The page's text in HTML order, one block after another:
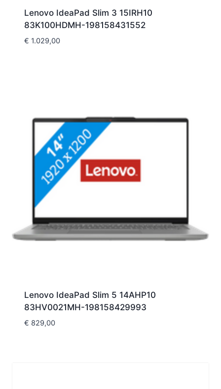
Lenovo IdeaPad Slim 3 15IRH10
83K100HDMH-198158431552
€ 1.029,00
Lenovo IdeaPad Slim 5 14AHP10
83HV0021MH-198158429993
€ 829,00